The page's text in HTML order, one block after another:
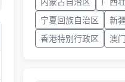
宁夏回族自治区
新
香港特别行政区
澳